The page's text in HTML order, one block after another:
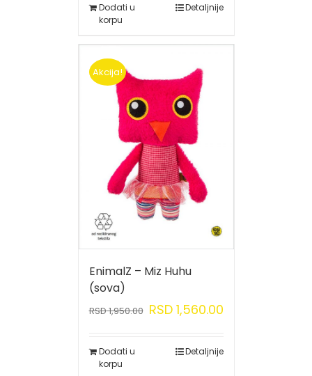
Dodati u
korpu
Detaljnije
Akcija!
EnimalZ – Miz Huhu
(sova)
RSD1,950.00 RSD1,560.00
Dodati u
korpu
Detaljnije